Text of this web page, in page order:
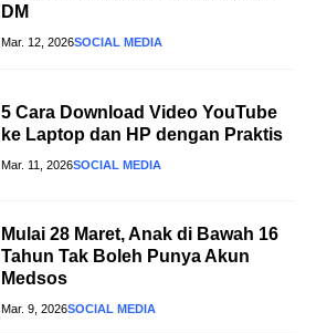
DM
Mar. 12, 2026SOCIAL MEDIA
5 Cara Download Video YouTube
ke Laptop dan HP dengan Praktis
Mar. 11, 2026SOCIAL MEDIA
Mulai 28 Maret, Anak di Bawah 16
Tahun Tak Boleh Punya Akun
Medsos
Mar. 9, 2026SOCIAL MEDIA